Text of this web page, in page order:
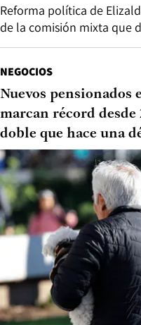
Reforma política de
de la comisión mixta que
NEGOCIOS
Nuevos pensionados
marcan récord desde
doble que hace una